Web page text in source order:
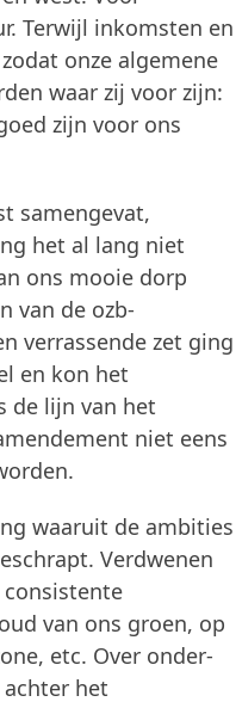
Terwijl inkomsten en
onze algemene
waar zij voor zijn:
zijn voor ons
samengevat,
het al lang niet
ons mooie dorp
van de ozb-
verrassende zet ging
en kon het
de lijn van het
niet eens
waaruit de ambities
Verdwenen
van ons groen, op
etc. Over onder-
het